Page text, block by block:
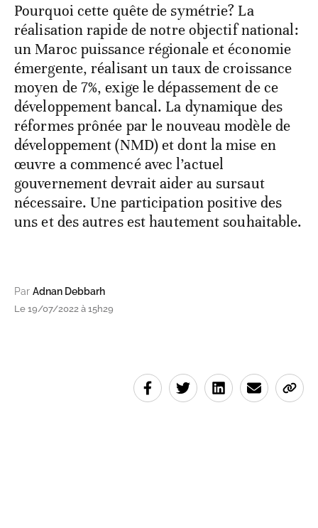
Pourquoi cette quête de symétrie? La
réalisation rapide de notre objectif national:
un Maroc puissance régionale et économie
émergente, réalisant un taux de croissance
moyen de 7%, exige le dépassement de ce
développement bancal. La dynamique des
réformes prônée par le nouveau modèle de
développement (NMD) et dont la mise en
œuvre a commencé avec l’actuel
gouvernement devrait aider au sursaut
nécessaire. Une participation positive des
uns et des autres est hautement souhaitable.
Par Adnan Debbarh
Le 19/07/2022 à 15h29